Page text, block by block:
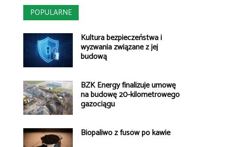
POPULARNE
Kultura bezpieczeństwa i
wyzwania związane z jej
budową
BZK Energy finalizuje umowę
na budowę 20-kilometrowego
gazociągu
Biopaliwo z fusów po kawie